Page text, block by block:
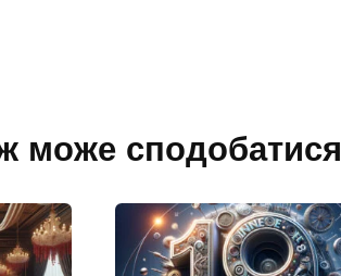
може сподобатися